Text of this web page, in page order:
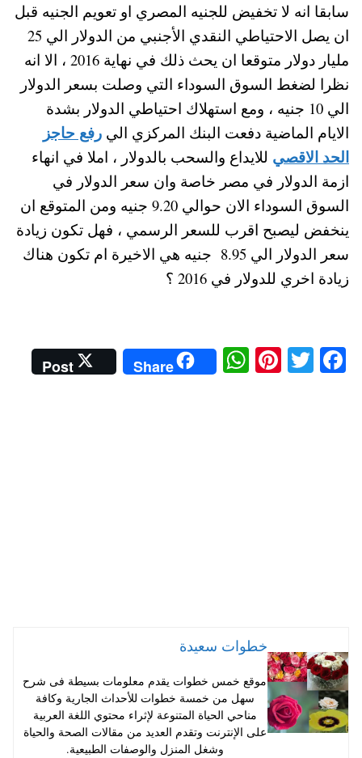
سابقا انه لا تخفيض للجنيه المصري او تعويم الجنيه قبل
ان يصل الاحتياطي النقدي الأجنبي من الدولار الي 25
مليار دولار متوقعا ان يحث ذلك في نهاية 2016 ، الا انه
نظرا لضغط السوق السوداء التي وصلت بسعر الدولار
الي 10 جنيه ، ومع استهلاك احتياطي الدولار بشدة
الايام الماضية دفعت البنك المركزي الي رفع حاجز
الحد الاقصي للايداع والسحب بالدولار ، املا في انهاء
ازمة الدولار في مصر خاصة وان سعر الدولار في
السوق السوداء الان حوالي 9.20 جنيه ومن المتوقع ان
ينخفض ليصبح اقرب للسعر الرسمي ، فهل تكون زيادة
سعر الدولار الي 8.95 جنيه هي الاخيرة ام تكون هناك
زيادة اخري للدولار في 2016 ؟
Fa
T
Pi
W
ha
Share
Post
خطوات سعيدة
موقع خمس خطوات يقدم معلومات بسيطة فى شرح
سهل من خمسة خطوات للأحداث الجارية وكافة
مناحي الحياة المتنوعة لإثراء محتوي اللغة العربية
على الإنترنت وتقدم العديد من مقالات الصحة والحياة
وشغل المنزل والوصفات الطبيعية.